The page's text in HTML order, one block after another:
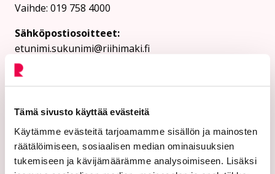
Tämä sivusto käyttää evästeitä
Käytämme evästeitä tarjoamamme sisällön ja mainosten
räätälöimiseen, sosiaalisen median ominaisuuksien
tukemiseen ja kävijämäärämme analysoimiseen. Lisäksi
Vaihde: 019 758 4000
Sähköpostiosoitteet:
etunimi.sukunimi@riihimaki.fi
Turvasähköpostiosoite:
asiakastietoja suojaamattomassa sähköpostissa.
Kaupungin verkkosivuilta löytyy ohjeet
turvasähköpostin lähettämiseen.
Verkkolaskutusosoitteet: